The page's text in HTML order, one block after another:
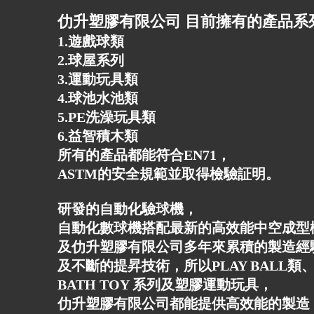
仂升塑膠有限公司 目前擁有的產品系
1.遊戲球類
2.球屋系列
3.運動玩具類
4.球池水池類
5.PE洗澡玩具類
6.益智積木類
所有的產品都能符合EN71，
ASTM的安全規範並取得檢驗証明。
研發的自動化驗球機，
自動化數球機搭配最新的高效能中空成型
及仂升塑膠有限公司多年來累積的製造經
及不斷的提昇技術，所以PLAY BALL類
BATH TOY 系列及塑膠運動玩具，
仂升塑膠有限公司都能提供高效能的製造